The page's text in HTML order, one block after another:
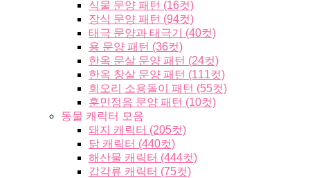
식물 문양 패턴 (16컷)
장식 문양 패턴 (94컷)
태극 문양과 태극기 (40컷)
용 문양 패턴 (36컷)
한옥 문살 문양 패턴 (24컷)
한옥 창살 문양 패턴 (111컷)
회오리 소용돌이 패턴 (55컷)
훈민정음 문양 패턴 (10컷)
동물 캐릭터 모음
돼지 캐릭터 (205컷)
닭 캐릭터 (440컷)
해산물 캐릭터 (444컷)
갑각류 캐릭터 (75컷)